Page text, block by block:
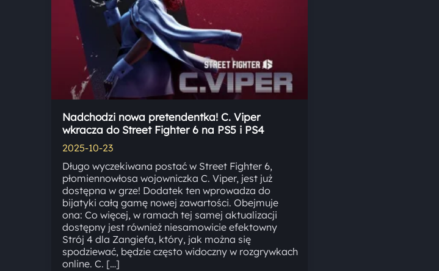
Nadchodzi nowa pretendentka! C. Viper
wkracza do Street Fighter 6 na PS5 i PS4
2025-10-23
Długo wyczekiwana postać w Street Fighter 6,
płomiennowłosa wojowniczka C. Viper, jest już
dostępna w grze! Dodatek ten wprowadza do
bijatyki całą gamę nowej zawartości. Obejmuje
ona: Co więcej, w ramach tej samej aktualizacji
dostępny jest również niesamowicie efektowny
Strój 4 dla Zangiefa, który, jak można się
spodziewać, będzie często widoczny w rozgrywkach
online. C. […]